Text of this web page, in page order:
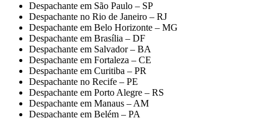
Despachante em São Paulo – SP
Despachante no Rio de Janeiro – RJ
Despachante em Belo Horizonte – MG
Despachante em Brasília – DF
Despachante em Salvador – BA
Despachante em Fortaleza – CE
Despachante em Curitiba – PR
Despachante no Recife – PE
Despachante em Porto Alegre – RS
Despachante em Manaus – AM
Despachante em Belém – PA